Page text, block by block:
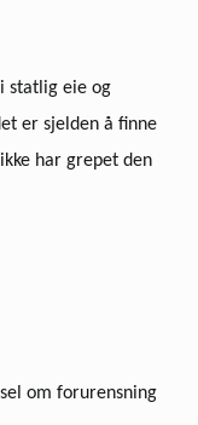
statlig eie og
er sjelden å finne
har grepet den
om forurensning